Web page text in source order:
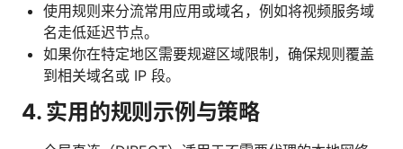
使用规则来分流常用应用或域名，例如将视频服务域
名走低延迟节点。
如果你在特定地区需要规避区域限制，确保规则覆盖
到相关域名或 IP 段。
4. 实用的规则示例与策略